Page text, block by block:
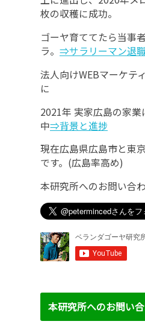
枚の収穫に成功。
ゴーヤ育ててたら当事
ラ。 ⇒サラリーマン退
法人向けWEBマーケテ
に
2021年 実家広島の家
中⇒背景と進捗
現在広島県広島市と東
です。(広島率高め)
本研究所へのお問い合
本研究所へのお問い